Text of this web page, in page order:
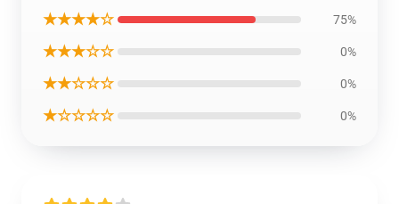
★★★★☆ 75%
★★★☆☆ 0%
★★☆☆☆ 0%
★☆☆☆☆ 0%